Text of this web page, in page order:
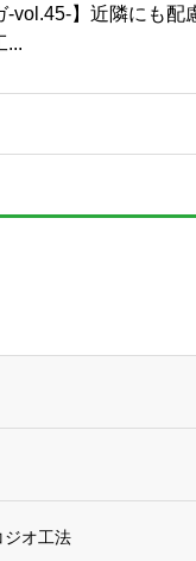
-vol.45-】近隣にも配
...
ジオ工法